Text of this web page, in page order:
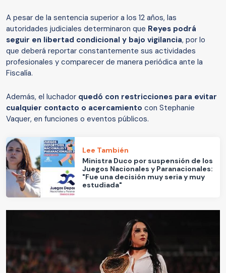
A pesar de la sentencia superior a los 12 años, las
autoridades judiciales determinaron que Reyes podrá
seguir en libertad condicional y bajo vigilancia, por lo
que deberá reportar constantemente sus actividades
profesionales y comparecer de manera periódica ante la
Fiscalía.
Además, el luchador quedó con restricciones para evitar
cualquier contacto o acercamiento con Stephanie
Vaquer, en funciones o eventos públicos.
Lee También
Ministra Duco por suspensión de los
Juegos Nacionales y Paranacionales:
"Fue una decisión muy seria y muy
estudiada"